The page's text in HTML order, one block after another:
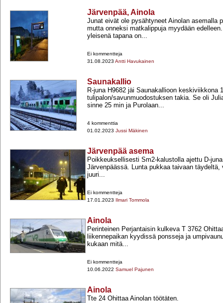
Järvenpää, Ainola
Junat eivät ole pysähtyneet Ainolan asemalla
mutta onneksi matkalippuja myydään
yleisenä tapana on...
Ei kommentteja
31.08.2023 Antti Havukainen
Saunakallio
R-​juna H9682 jäi Saunakallioon keskiviikkona
tulipalon/savunmuodostuksen takia. Se oli
sinne 25 min ja Purolaan...
4 kommenttia
01.02.2023 Jussi Mäkinen
Järvenpää asema
Poikkeuksellisesti Sm2-​kalustolla ajettu D-​
Järvenpäässä. Lunta pukkaa taivaan täydeltä,
juuri...
Ei kommentteja
17.01.2023 Ilmari Tommola
Ainola
Perinteinen Perjantaisin kulkeva T 3762
liikennepaikan kyydissä ponsseja ja
kukaan mitä...
Ei kommentteja
10.06.2022 Samuel Pajunen
Ainola
Tte 24 Ohittaa Ainolan töötäten.